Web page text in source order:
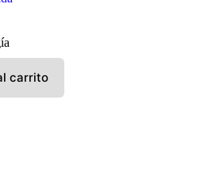
carrito